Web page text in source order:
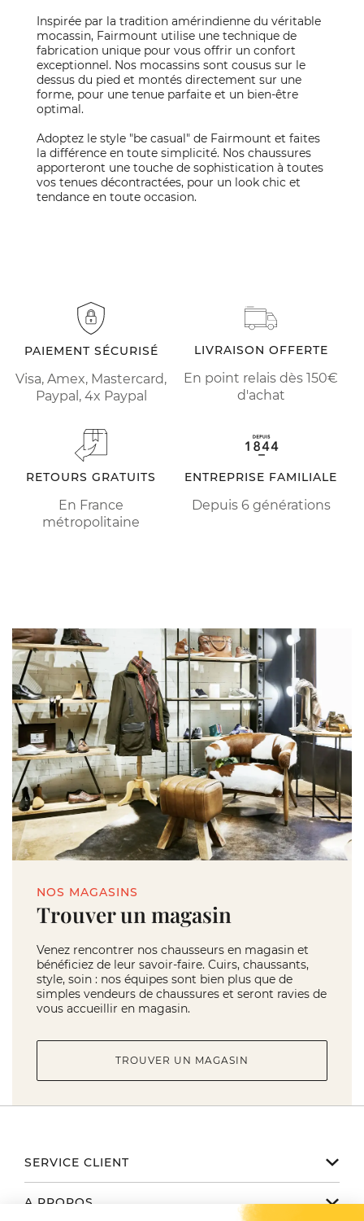
Inspirée par la tradition amérindienne du véritable
mocassin, Fairmount utilise une technique de
fabrication unique pour vous offrir un confort
exceptionnel. Nos mocassins sont cousus sur le
dessus du pied et montés directement sur une
forme, pour une tenue parfaite et un bien-être
optimal.
Adoptez le style "be casual" de Fairmount et faites
la différence en toute simplicité. Nos chaussures
apporteront une touche de sophistication à toutes
vos tenues décontractées, pour un look chic et
tendance en toute occasion.
PAIEMENT SÉCURISÉ
Visa, Amex, Mastercard,
Paypal, 4x Paypal
LIVRAISON OFFERTE
En point relais dès 150€
d'achat
RETOURS GRATUITS
En France
métropolitaine
ENTREPRISE FAMILIALE
Depuis 6 générations
NOS MAGASINS
Trouver un magasin
Venez rencontrer nos chausseurs en magasin et
bénéficiez de leur savoir-faire. Cuirs, chaussants,
style, soin : nos équipes sont bien plus que de
simples vendeurs de chaussures et seront ravies de
vous accueillir en magasin.
TROUVER UN MAGASIN
SERVICE CLIENT
de 9h à 17h du lundi au vendredi
A PROPOS